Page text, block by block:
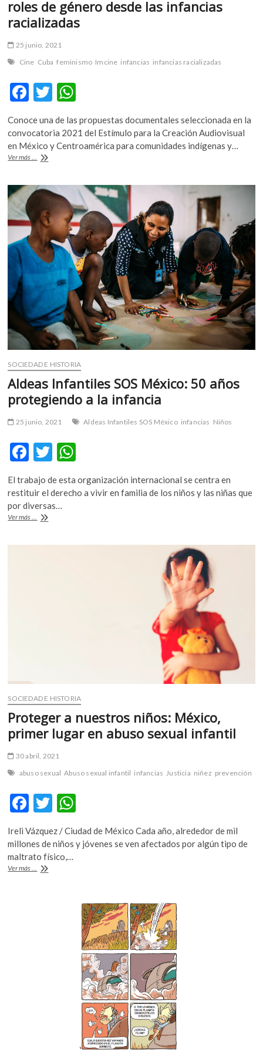
roles de género desde las infancias
racializadas
25 junio, 2021
Cine Cuba feminismo Imcine infancias infancias racializadas
F
e
b
o
o
k
T
w
itt
er
at
s
p
p
Conoce una de las propuestas documentales seleccionada en la
convocatoria 2021 del Estímulo para la Creación Audiovisual
en México y Centroamérica para comunidades indígenas y…
Ver más ...
«Nosotras
una
mirada
los
roles
de
género
desde
las
infancias
racializadas
SOCIEDAD E HISTORIA
Aldeas Infantiles SOS México: 50 años
protegiendo a la infancia
25 junio, 2021 Aldeas Infantiles SOS México infancias Niños
F
e
b
o
o
T
itt
er
at
p
El trabajo de esta organización internacional se centra en
restituir el derecho a vivir en familia de los niños y las niñas que
por diversas…
Ver más ...
Aldeas
SOCIEDAD E HISTORIA
Proteger a nuestros niños: México,
primer lugar en abuso sexual infantil
30 abril, 2021
abuso sexual Abuso sexual infantil infancias Justicia niñez prevención
F
ac
e
b
o
T
w
itt
er
h
at
p
Ireli Vázquez / Ciudad de México Cada año, alrededor de mil
millones de niños y jóvenes se ven afectados por algún tipo de
maltrato físico,…
Ver más ...
Proteger